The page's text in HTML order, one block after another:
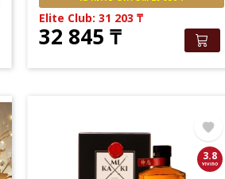
Elite Club: 31 203₸
32 845₸
3.8